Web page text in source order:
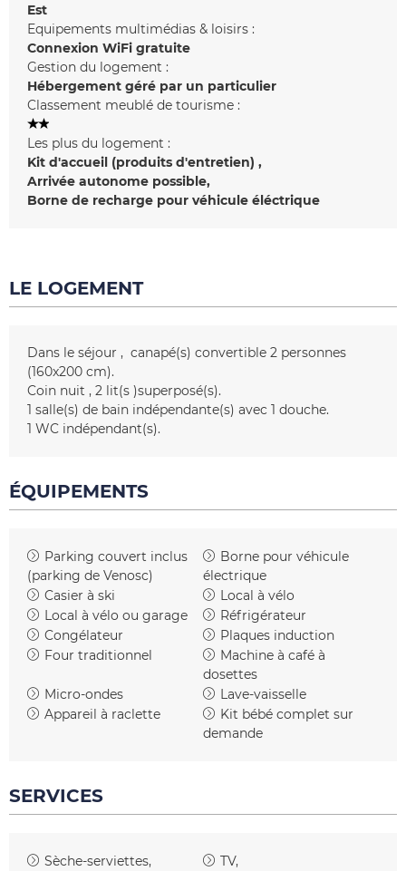
Est
Equipements multimédias & loisirs :
Connexion WiFi gratuite
Gestion du logement :
Hébergement géré par un particulier
Classement meublé de tourisme :
Les plus du logement :
Kit d'accueil (produits d'entretien)
Arrivée autonome possible
Borne de recharge pour véhicule éléctrique
LE LOGEMENT
Dans le séjour
canapé(s) convertible 2 personnes
(160x200 cm)
Coin nuit
2 lit(s )superposé(s)
1 salle(s) de bain indépendante(s) avec 1 douche
1 WC indépendant(s)
ÉQUIPEMENTS
Parking couvert inclus
(parking de Venosc)
Borne pour véhicule
électrique
Casier à ski
Local à vélo
Local à vélo ou garage
Réfrigérateur
Congélateur
Plaques induction
Four traditionnel
Machine à café à
dosettes
Micro-ondes
Lave-vaisselle
Appareil à raclette
Kit bébé complet sur
demande
SERVICES
Sèche-serviettes
TV